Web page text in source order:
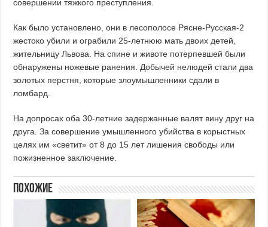
совершении тяжкого преступления.
Как было установлено, они в лесополосе Рясне-Русская-2
жестоко убили и ограбили 25-летнюю мать двоих детей,
жительницу Львова. На спине и животе потерпевшей были
обнаружены ножевые ранения. Добычей нелюдей стали два
золотых перстня, которые злоумышленники сдали в
ломбард.
На допросах оба 30-летние задержанные валят вину друг на
друга. За совершение умышленного убийства в корыстных
целях им «светит» от 8 до 15 лет лишения свободы или
пожизненное заключение.
Похожие